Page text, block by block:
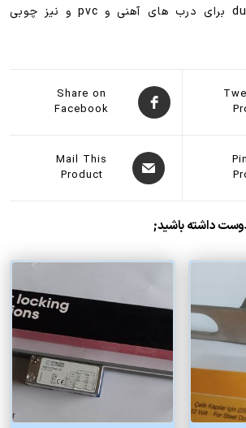
قفل مقابل برقی dum برای درب های آهنی و pvc و نیز چوبی
Share on
Facebook
Mail This
Product
داشته باشید;